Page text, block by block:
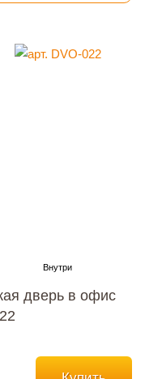
дверь в офис